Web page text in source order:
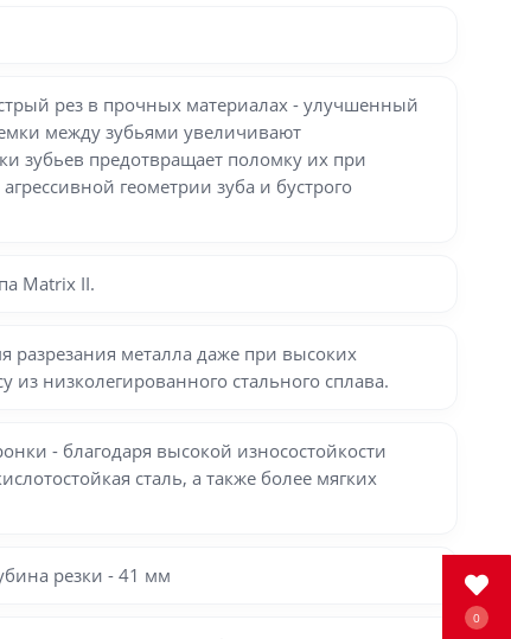
0
рез в прочных материалах - улучшенный
между зубьями увеличивают
зубьев предотвращает поломку их при
геометрии зуба и бустрого
Matrix II.
разрезания металла даже при высоких
из низколегированного стального сплава.
- благодаря высокой износостойкости
сталь, а также более мягких
резки - 41 мм